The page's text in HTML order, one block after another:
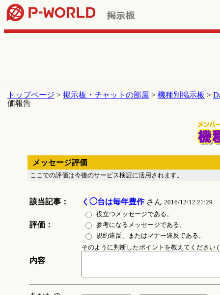
トップページ > 掲示板・チャットの部屋 > 機種別掲示板 >
価報告
メッセージ評価
ここでの評価は今後のサービス検証に活用されます。
該当記事： く◯台は毎年豊作さん 2016/12/12 21:29
評価：
役立つメッセージである。
参考になるメッセージである。
規約違反、またはマナー違反である。
内容
そのように判断したポイントを教えてください